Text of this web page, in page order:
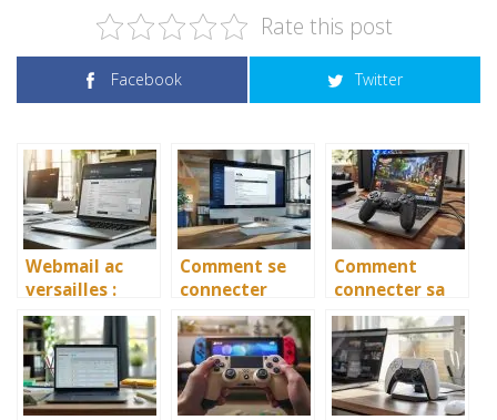
Rate this post
Facebook Twitter
Webmail ac
versailles :
comment se
connecter
facilement
Comment se
connecter
facilement à
AOL Mail ?
Comment
connecter sa
manette PS4
sur PC et jouer
facilement